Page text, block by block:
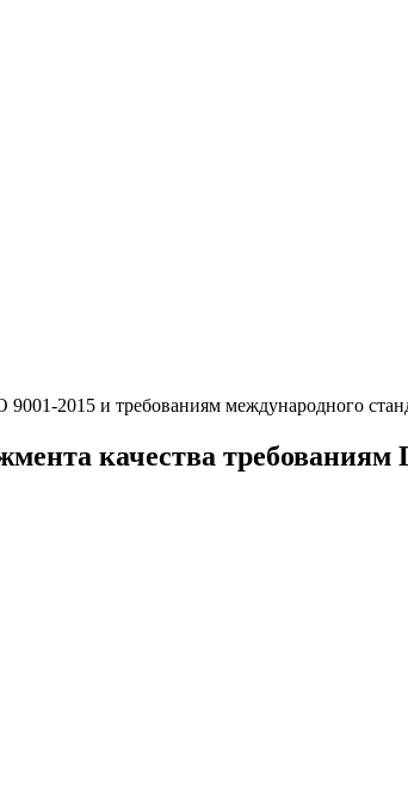
2015 и требованиям международного
качества